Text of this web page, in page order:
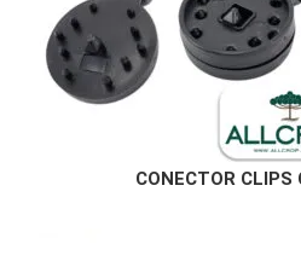
CONECTOR CLIPS